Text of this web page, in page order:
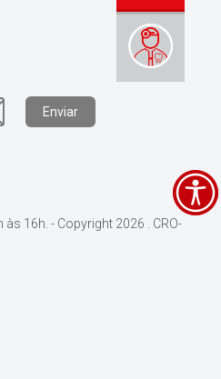
Enviar
16h. - Copyright 2026 . CRO-